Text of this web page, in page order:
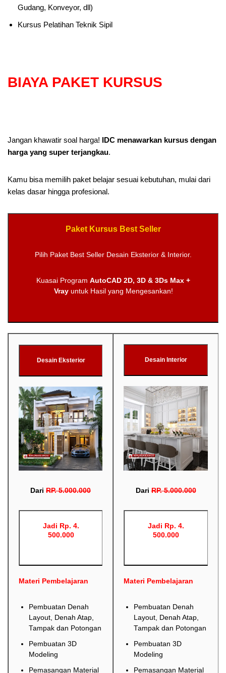
Gudang, Konveyor, dll)
Kursus Pelatihan Teknik Sipil
BIAYA PAKET KURSUS
Jangan khawatir soal harga! IDC menawarkan kursus dengan
harga yang super terjangkau.
Kamu bisa memilih paket belajar sesuai kebutuhan, mulai dari
kelas dasar hingga profesional.
Paket Kursus Best Seller
Pilih Paket Best Seller Desain Eksterior & Interior.
Kuasai Program AutoCAD 2D, 3D & 3Ds Max +
Vrayuntuk Hasil yang Mengesankan!
Desain Eksterior
Dari RP.5.000.000
Jadi Rp. 4.
500.000
Materi Pembelajaran
Pembuatan Denah
Layout, Denah Atap,
Tampak dan Potongan
Pembuatan 3D
Modeling
Pemasangan Material
Desain Interior
DariRP.5.000.000
Jadi Rp. 4.
500.000
Materi Pembelajaran
Pembuatan Denah
Layout, Denah Atap,
Tampak dan Potongan
Pembuatan 3D
Modeling
Pemasangan Material